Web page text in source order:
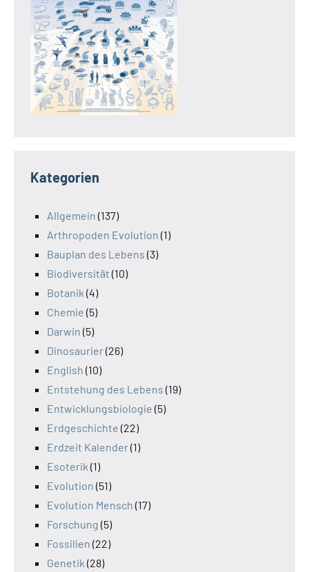
Kategorien
Allgemein (137)
Arthropoden Evolution (1)
Bauplan des Lebens (3)
Biodiversität (10)
Botanik (4)
Chemie (5)
Darwin (5)
Dinosaurier(26)
English (10)
Entstehung des Lebens (19)
Entwicklungsbiologie (5)
Erdgeschichte (22)
Erdzeit Kalender(1)
Esoterik (1)
Evolution (51)
Evolution Mensch (17)
Forschung (5)
Fossilien (22)
Genetik (28)